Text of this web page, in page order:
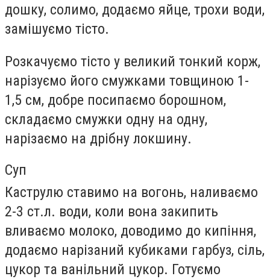
дошку, солимо, додаємо яйце, трохи води,
замішуємо тісто.
Розкачуємо тісто у великий тонкий корж,
нарізуємо його смужками товщиною 1-
1,5 см, добре посипаємо борошном,
складаємо смужки одну на одну,
нарізаємо на дрібну локшину.
Суп
Каструлю ставимо на вогонь, наливаємо
2-3 ст.л. води, коли вона закипить
вливаємо молоко, доводимо до кипіння,
додаємо нарізаний кубиками гарбуз, сіль,
цукор та ванільний цукор. Готуємо